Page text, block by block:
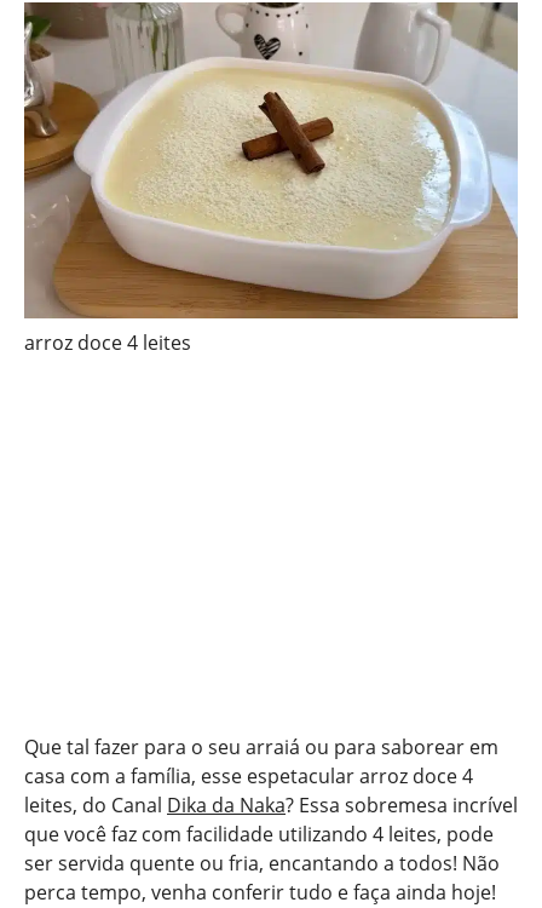
arroz doce 4 leites
Que tal fazer para o seu arraiá ou para saborear em
casa com a família, esse espetacular arroz doce 4
leites, do Canal Dika da Naka? Essa sobremesa incrível
que você faz com facilidade utilizando 4 leites, pode
ser servida quente ou fria, encantando a todos! Não
perca tempo, venha conferir tudo e faça ainda hoje!